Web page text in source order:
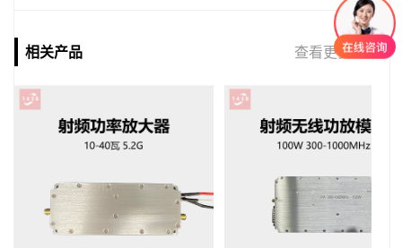
相关产品 查看更多>>